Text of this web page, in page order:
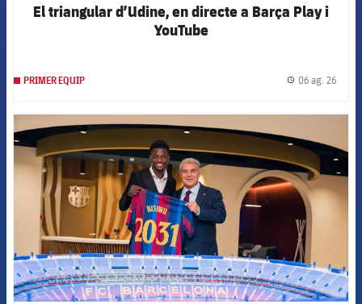
El triangular d’Udine, en directe a Barça Play i
YouTube
PRIMER EQUIP 06 ag. 26